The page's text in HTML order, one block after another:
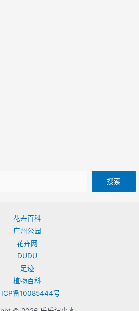
搜索
花卉百科
广州公园
花卉网
DUDU
足迹
植物百科
ICP备10085444号